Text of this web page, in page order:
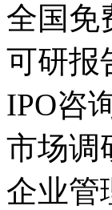
全国免
可研报
IPO咨
市场调
企业管